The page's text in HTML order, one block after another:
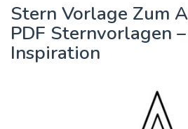
Stern Vorlage Zum
PDF Sternvorlagen
Inspiration